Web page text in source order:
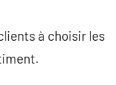
à choisir les